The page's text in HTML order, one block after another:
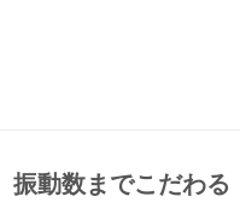
振動数までこだわる